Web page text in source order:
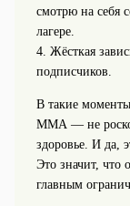
смотрю на себя
лагере.
4. Жёсткая
подписчиков.
В такие
ММА — не
здоровье. И да,
Это значит, что
главным